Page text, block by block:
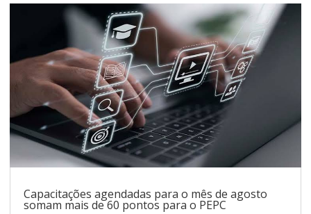
Capacitações agendadas para o mês de agosto
somam mais de 60 pontos para o PEPC